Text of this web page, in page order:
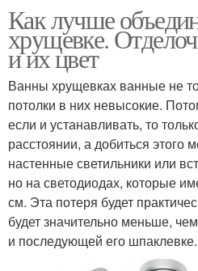
Как лучше
хрущевке.
и их цвет
Ванны хрущевках ванные не
потолки в них невысокие.
если и устанавливать, то
расстоянии, а добиться этого
настенные светильники или
но на светодиодах, которые
см. Эта потеря будет
будет значительно меньше,
и последующей его шпаклевке.